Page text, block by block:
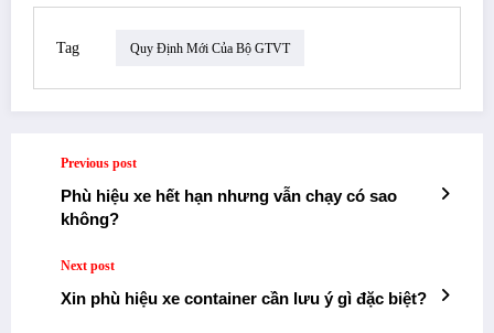
Tag Quy Định Mới Của Bộ GTVT
Previous post
Phù hiệu xe hết hạn nhưng vẫn chạy có sao
không?
Next post
Xin phù hiệu xe container cần lưu ý gì đặc biệt?